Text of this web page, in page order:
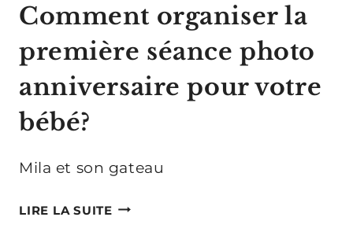
Comment organiser la
première séance photo
anniversaire pour votre
bébé?
Mila et son gateau
LIRE LA SUITECOMMENT